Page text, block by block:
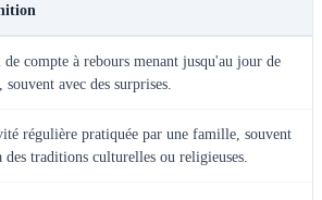
compte à rebours menant jusqu'au jour de
souvent avec des surprises.
régulière pratiquée par une famille, souvent
des traditions culturelles ou religieuses.